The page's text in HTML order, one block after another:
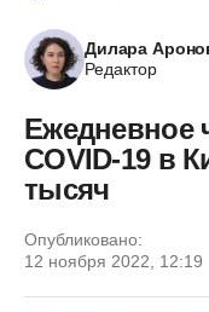
Дилара
Редактор
Ежедневное
COVID-19 в
тысяч
Опубликовано:
12 ноября 2022, 12:19